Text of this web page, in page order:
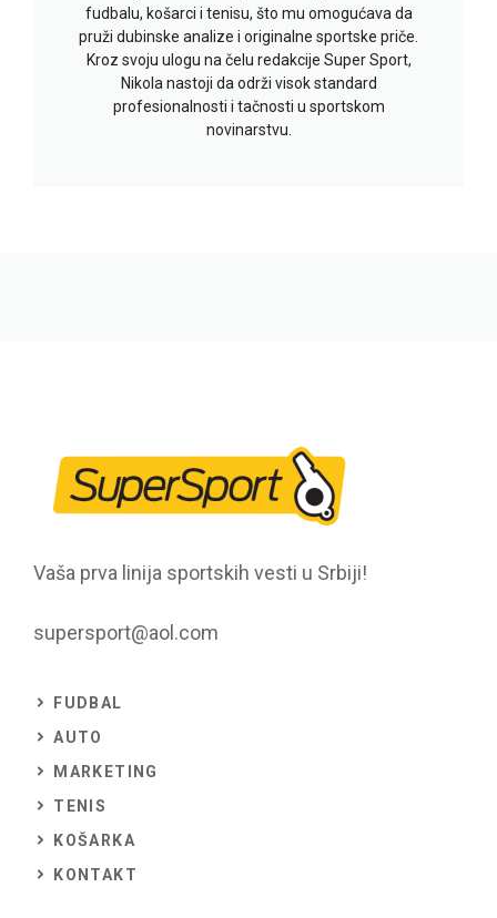
fudbalu, košarci i tenisu, što mu omogućava da
pruži dubinske analize i originalne sportske priče.
Kroz svoju ulogu na čelu redakcije Super Sport,
Nikola nastoji da održi visok standard
profesionalnosti i tačnosti u sportskom
novinarstvu.
Vaša prva linija sportskih vesti u Srbiji!
supersport@aol.com
FUDBAL
AUTO
MARKETING
TENIS
KOŠARKA
KONTAKT